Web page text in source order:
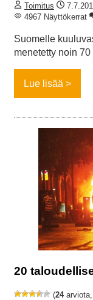
Toimitus
4967 Näyttökerrat
Suomelle
menetetty noin
Lue lisää
20
(24arviota,